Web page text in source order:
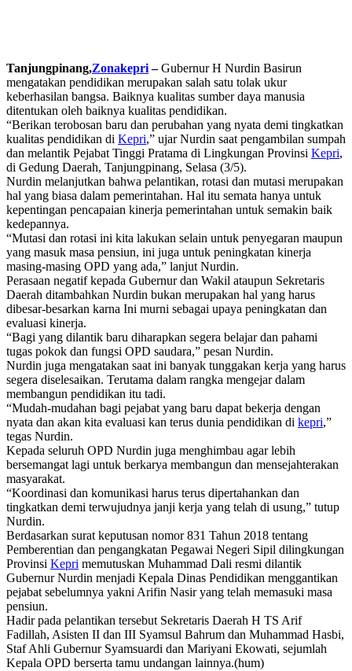
Tanjungpinang,Zonakepri–Gubernur H Nurdin Basirun
mengatakan pendidikan merupakan salah satu tolak ukur
keberhasilan bangsa. Baiknya kualitas sumber daya manusia
ditentukan oleh baiknya kualitas pendidikan.
“Berikan terobosan baru dan perubahan yang nyata demi tingkatkan
kualitas pendidikan di Kepri,” ujar Nurdin saat pengambilan sumpah
dan melantik Pejabat Tinggi Pratama di Lingkungan Provinsi Kepri,
di Gedung Daerah, Tanjungpinang, Selasa (3/5).
Nurdin melanjutkan bahwa pelantikan, rotasi dan mutasi merupakan
hal yang biasa dalam pemerintahan. Hal itu semata hanya untuk
kepentingan pencapaian kinerja pemerintahan untuk semakin baik
kedepannya.
“Mutasi dan rotasi ini kita lakukan selain untuk penyegaran maupun
yang masuk masa pensiun, ini juga untuk peningkatan kinerja
masing-masing OPD yang ada,” lanjut Nurdin.
Perasaan negatif kepada Gubernur dan Wakil ataupun Sekretaris
Daerah ditambahkan Nurdin bukan merupakan hal yang harus
dibesar-besarkan karna Ini murni sebagai upaya peningkatan dan
evaluasi kinerja.
“Bagi yang dilantik baru diharapkan segera belajar dan pahami
tugas pokok dan fungsi OPD saudara,” pesan Nurdin.
Nurdin juga mengatakan saat ini banyak tunggakan kerja yang harus
segera diselesaikan. Terutama dalam rangka mengejar dalam
membangun pendidikan itu tadi.
“Mudah-mudahan bagi pejabat yang baru dapat bekerja dengan
nyata dan akan kita evaluasi kan terus dunia pendidikan di kepri,”
tegas Nurdin.
Kepada seluruh OPD Nurdin juga menghimbau agar lebih
bersemangat lagi untuk berkarya membangun dan mensejahterakan
masyarakat.
“Koordinasi dan komunikasi harus terus dipertahankan dan
tingkatkan demi terwujudnya janji kerja yang telah di usung,” tutup
Nurdin.
Berdasarkan surat keputusan nomor 831 Tahun 2018 tentang
Pemberentian dan pengangkatan Pegawai Negeri Sipil dilingkungan
Provinsi Kepri memutuskan Muhammad Dali resmi dilantik
Gubernur Nurdin menjadi Kepala Dinas Pendidikan menggantikan
pejabat sebelumnya yakni Arifin Nasir yang telah memasuki masa
pensiun.
Hadir pada pelantikan tersebut Sekretaris Daerah H TS Arif
Fadillah, Asisten II dan III Syamsul Bahrum dan Muhammad Hasbi,
Staf Ahli Gubernur Syamsuardi dan Mariyani Ekowati, sejumlah
Kepala OPD berserta tamu undangan lainnya.(hum)